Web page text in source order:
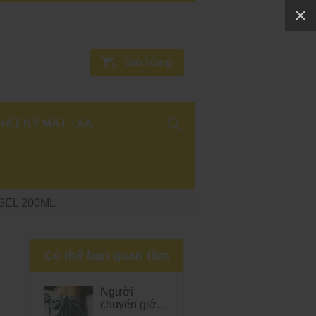
Có thể bạn quan tâm
Người
chuyển giới
200ML
0 Giỏ hàng
KÝ MÁT - XA